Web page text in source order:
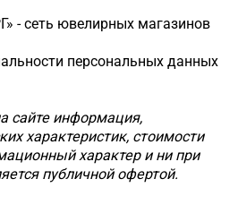
- сеть ювелирных магазинов
персональных данных
сайте информация,
характеристик, стоимости
характер и ни при
публичной офертой.